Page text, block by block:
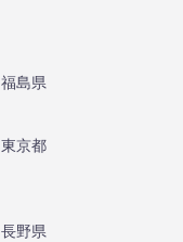
福島県
東京都
長野県